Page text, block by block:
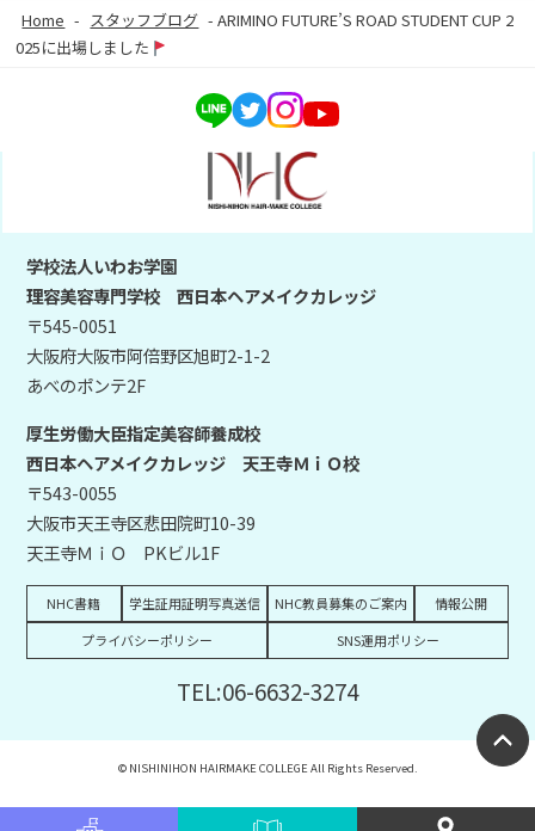
Home - スタッフブログ -ARIMINO FUTURE’S ROAD STUDENT CUP 2
025に出場しました
学校法人いわお学園
理容美容専門学校 西日本ヘアメイクカレッジ
〒545-0051
大阪府大阪市阿倍野区旭町2-1-2
あべのポンテ2F
厚生労働大臣指定美容師養成校
西日本ヘアメイクカレッジ 天王寺ＭｉＯ校
〒543-0055
大阪市天王寺区悲田院町10-39
天王寺ＭｉＯ PKビル1F
NHC書籍 学生証用証明写真送信 NHC教員募集のご案内
情報公開
プライバシーポリシー
SNS運用ポリシー
TEL:06-6632-3274
© NISHINIHON HAIRMAKE COLLEGE All Rights Reserved.